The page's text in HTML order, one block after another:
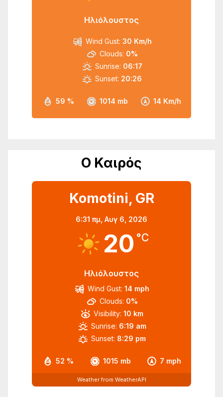
Ηλιόλουστος
59 % 1014 mb 14 Km/h
Wind Gust: 30 Km/h
Clouds: 0%
Sunrise: 06:17
Sunset: 20:26
Ο Καιρός
Komotini, GR
6:31 πμ, Αυγ 6, 2026
20 °C
Ηλιόλουστος
52 % 1015 mb 7 mph
Wind Gust: 14 mph
Clouds: 0%
Visibility: 10 km
Sunrise: 6:19 am
Sunset: 8:29 pm
Weather from WeatherAPI